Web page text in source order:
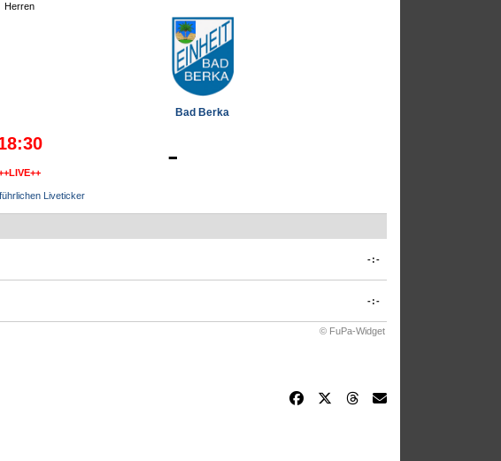
Herren
Bad Berka
-
Liveticker
-:-
-:-
© FuPa-Widget